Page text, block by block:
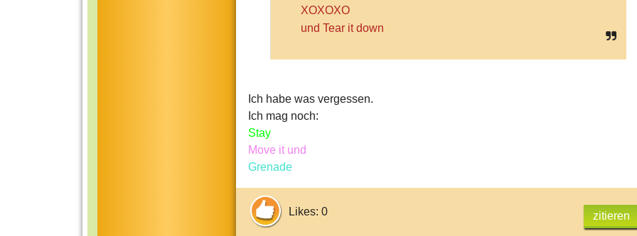
XOXOXO
und Tear it down
Ich habe was vergessen.
Ich mag noch:
Stay
Move it und
Grenade
Likes: 0 zitieren